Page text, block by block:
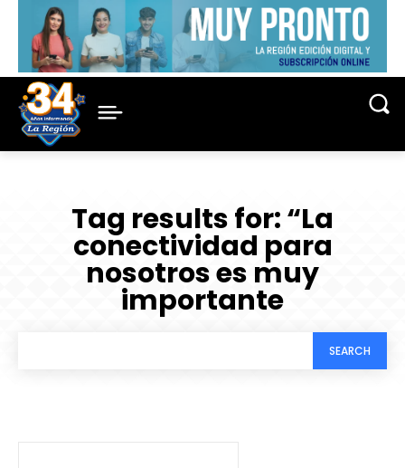
Tag results for:“La
conectividad para
nosotros es muy
importante
SEARCH